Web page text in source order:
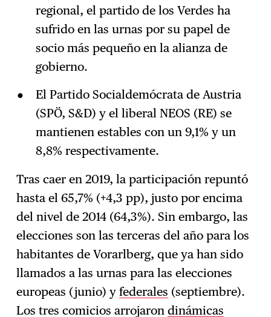
regional, el partido de los Verdes ha
sufrido en las urnas por su papel de
socio más pequeño en la alianza de
gobierno.
El Partido Socialdemócrata de Austria
(SPÖ, S&D) y el liberal NEOS (RE) se
mantienen estables con un 9,1% y un
8,8% respectivamente.
Tras caer en 2019, la participación repuntó
hasta el 65,7% (+4,3 pp), justo por encima
del nivel de 2014 (64,3%). Sin embargo, las
elecciones son las terceras del año para los
habitantes de Vorarlberg, que ya han sido
llamados a las urnas para las elecciones
europeas (junio) yfederales (septiembre).
Los tres comicios arrojarondinámicas